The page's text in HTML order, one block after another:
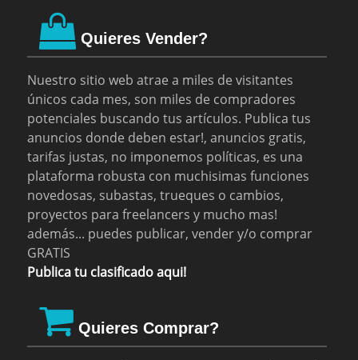
Quieres Vender?
Nuestro sitio web atrae a miles de visitantes
únicos cada mes, son miles de compradores
potenciales buscando tus artículos. Publica tus
anuncios donde deben estar!, anuncios gratis,
tarifas justas, no imponemos políticas, es una
plataforma robusta con muchisimas funciones
novedosas, subastas, trueques o cambios,
proyectos para freelancers y mucho mas!
además... puedes publicar, vender y/o comprar
GRATIS
Publica tu clasificado aqui!
Quieres Comprar?